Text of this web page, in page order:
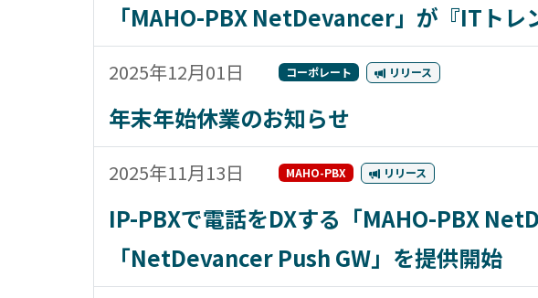
「MAHO-PBX NetDevancer」が『ITト
2025年12月01日 コーポレート リリース
年末年始休業のお知らせ
2025年11月13日 MAHO-PBX リリース
IP-PBXで電話をDXする「MAHO-PBX
「NetDevancer Push GW」を提供開始